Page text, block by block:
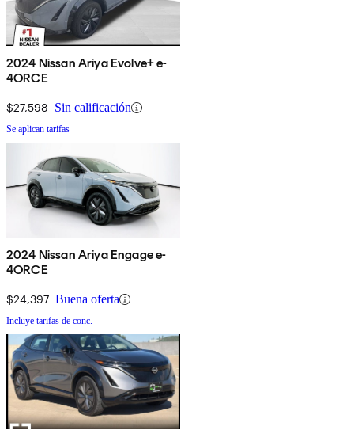
2024 Nissan Ariya Evolve+ e-
4ORCE
$27,598 Sin calificación
Se aplican tarifas
2024 Nissan Ariya Engage e-
4ORCE
$24,397 Buena oferta
Incluye tarifas de conc.